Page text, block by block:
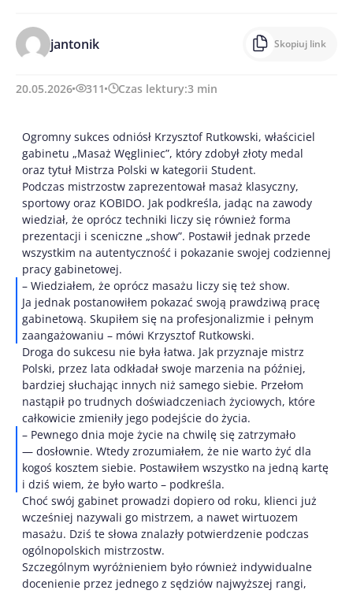
jantonik Skopiuj link
20.05.2026 311 Czas lektury:3 min
Ogromny sukces odniósł Krzysztof Rutkowski, właściciel
gabinetu „Masaż Węgliniec”, który zdobył złoty medal
oraz tytuł Mistrza Polski w kategorii Student.
Podczas mistrzostw zaprezentował masaż klasyczny,
sportowy oraz KOBIDO. Jak podkreśla, jadąc na zawody
wiedział, że oprócz techniki liczy się również forma
prezentacji i sceniczne „show”. Postawił jednak przede
wszystkim na autentyczność i pokazanie swojej codziennej
pracy gabinetowej.
– Wiedziałem, że oprócz masażu liczy się też show.
Ja jednak postanowiłem pokazać swoją prawdziwą pracę
gabinetową. Skupiłem się na profesjonalizmie i pełnym
zaangażowaniu – mówi Krzysztof Rutkowski.
Droga do sukcesu nie była łatwa. Jak przyznaje mistrz
Polski, przez lata odkładał swoje marzenia na później,
bardziej słuchając innych niż samego siebie. Przełom
nastąpił po trudnych doświadczeniach życiowych, które
całkowicie zmieniły jego podejście do życia.
– Pewnego dnia moje życie na chwilę się zatrzymało
— dosłownie. Wtedy zrozumiałem, że nie warto żyć dla
kogoś kosztem siebie. Postawiłem wszystko na jedną kartę
i dziś wiem, że było warto – podkreśla.
Choć swój gabinet prowadzi dopiero od roku, klienci już
wcześniej nazywali go mistrzem, a nawet wirtuozem
masażu. Dziś te słowa znalazły potwierdzenie podczas
ogólnopolskich mistrzostw.
Szczególnym wyróżnieniem było również indywidualne
docenienie przez jednego z sędziów najwyższej rangi,